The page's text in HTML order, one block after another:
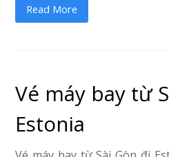
Read More
Vé máy bay từ
Estonia